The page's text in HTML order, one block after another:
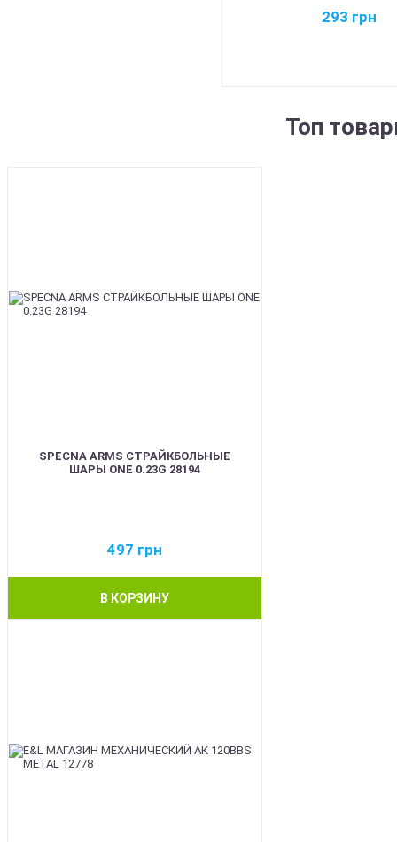
293 грн
Топ
SPECNA ARMS СТРАЙКБОЛЬНЫЕ
ШАРЫ ONE 0.23G 28194
497 грн
В КОРЗИНУ